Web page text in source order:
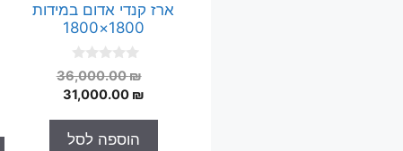
ארז קנדי אדום במידות
1800×1800
0
o
u
o
f
5
36,000.00₪
המחיר
31,000.00 ₪
המחיר
הוספה לסל